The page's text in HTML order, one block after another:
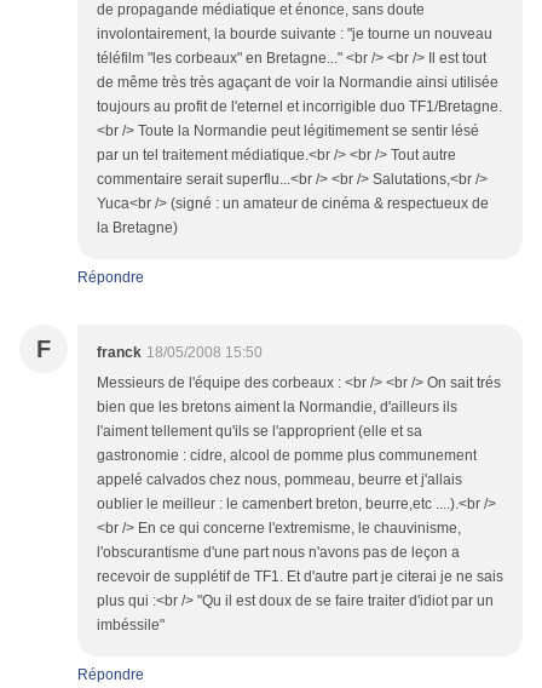
de propagande médiatique et énonce, sans doute
involontairement, la bourde suivante : "je tourne un nouveau
téléfilm "les corbeaux" en Bretagne..." <br /> <br /> Il est tout
de même très très agaçant de voir la Normandie ainsi utilisée
toujours au profit de l'eternel et incorrigible duo TF1/Bretagne.
<br /> Toute la Normandie peut légitimement se sentir lésé
par un tel traitement médiatique.<br /> <br /> Tout autre
commentaire serait superflu...<br /> <br /> Salutations,<br />
Yuca<br /> (signé : un amateur de cinéma & respectueux de
la Bretagne)
Répondre
F franck 18/05/2008 15:50
Messieurs de l'équipe des corbeaux : <br /> <br /> On sait trés
bien que les bretons aiment la Normandie, d'ailleurs ils
l'aiment tellement qu'ils se l'approprient (elle et sa
gastronomie : cidre, alcool de pomme plus communement
appelé calvados chez nous, pommeau, beurre et j'allais
oublier le meilleur : le camenbert breton, beurre,etc ....).<br />
<br /> En ce qui concerne l'extremisme, le chauvinisme,
l'obscurantisme d'une part nous n'avons pas de leçon a
recevoir de supplétif de TF1. Et d'autre part je citerai je ne sais
plus qui :<br /> "Qu il est doux de se faire traiter d'idiot par un
imbéssile"
Répondre